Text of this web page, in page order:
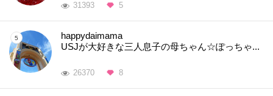
31393 5
happydaimama
USJが大好きな三人息子の母ちゃん☆ぽっちゃ...
26370 8